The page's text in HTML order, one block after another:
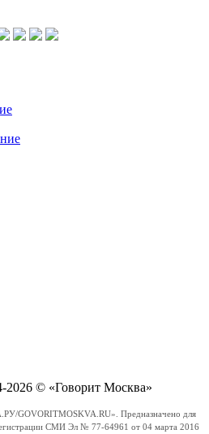
2026 © «Говорит Москва»
GOVORITMOSKVA.RU». Предназначено для
СМИ Эл № 77-64961 от 04 марта 2016